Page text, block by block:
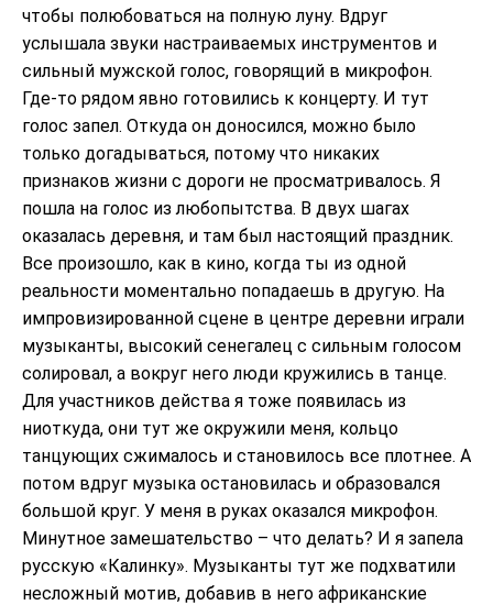
чтобы полюбоваться на полную луну. Вдруг
услышала звуки настраиваемых инструментов и
сильный мужской голос, говорящий в микрофон.
Где-то рядом явно готовились к концерту. И тут
голос запел. Откуда он доносился, можно было
только догадываться, потому что никаких
признаков жизни с дороги не просматривалось. Я
пошла на голос из любопытства. В двух шагах
оказалась деревня, и там был настоящий праздник.
Все произошло, как в кино, когда ты из одной
реальности моментально попадаешь в другую. На
импровизированной сцене в центре деревни играли
музыканты, высокий сенегалец с сильным голосом
солировал, а вокруг него люди кружились в танце.
Для участников действа я тоже появилась из
ниоткуда, они тут же окружили меня, кольцо
танцующих сжималось и становилось все плотнее. А
потом вдруг музыка остановилась и образовался
большой круг. У меня в руках оказался микрофон.
Минутное замешательство – что делать? И я запела
русскую «Калинку». Музыканты тут же подхватили
несложный мотив, добавив в него африканские